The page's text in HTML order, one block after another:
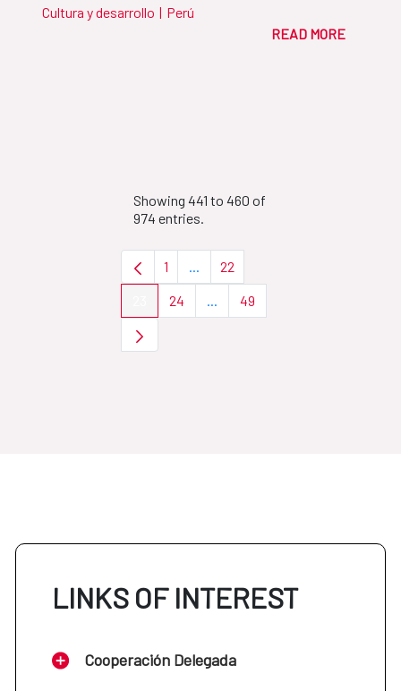
Cultura y desarrollo | Perú
READ MORE
Showing 441 to 460 of
974 entries.
Page
1 ...Intermediate Pages Use TAB to
Page
22
Page Page
24 ...Intermediate Pages Use TAB
Page
49
LINKS OF INTEREST
Cooperación Delegada